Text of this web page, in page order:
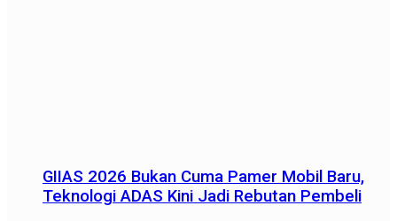
GIIAS 2026 Bukan Cuma Pamer Mobil Baru,
Teknologi ADAS Kini Jadi Rebutan Pembeli